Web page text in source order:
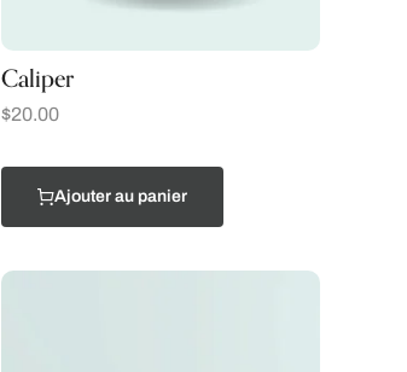
Caliper
$20.00
Ajouter au panier